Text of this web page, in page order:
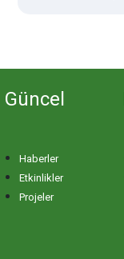
Güncel
Haberler
Etkinlikler
Projeler